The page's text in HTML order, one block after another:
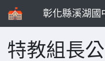
彰化縣溪湖國
特教組長